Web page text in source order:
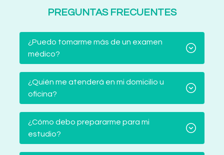
PREGUNTAS FRECUENTES
¿Puedo tomarme más de un examen
médico?
¿Quién me atenderá en mi domicilio u
oficina?
¿Cómo debo prepararme para mi
estudio?